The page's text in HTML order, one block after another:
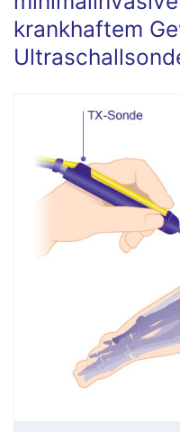
krankhaftem